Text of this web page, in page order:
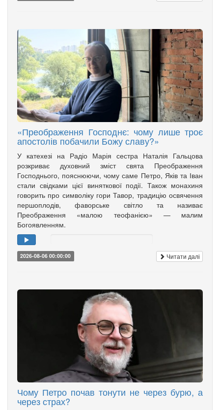
«Преображення Господнє: чому лише троє
апостолів побачили Божу славу?»
У катехезі на Радіо Марія сестра Наталія Гальцова
розкриває духовний зміст свята Преображення
Господнього, пояснюючи, чому саме Петро, Яків та Іван
стали свідками цієї виняткової події. Також монахиня
говорить про символіку гори Тавор, традицію освячення
першоплодів, фаворське світло та називає
Преображення «малою теофанією» — малим
Богоявленням.
2026-08-06 00:00:00 Читати далі
Чому Петро почав тонути не через бурю, а
через страх?